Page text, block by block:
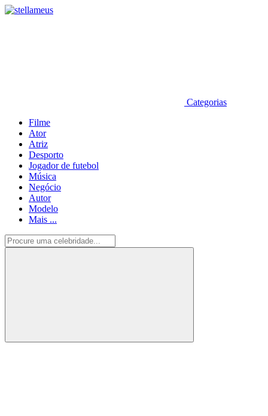
Categorias
Filme
Ator
Atriz
Desporto
Jogador de futebol
Música
Negócio
Autor
Modelo
Mais ...